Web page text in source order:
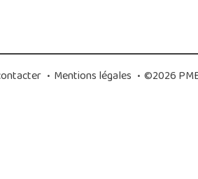
• Mentions légales • ©2026